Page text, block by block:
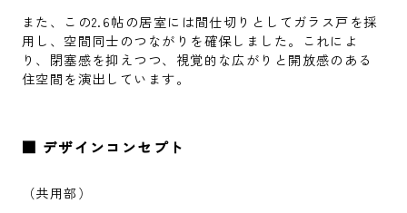
また、この2.6帖の居室には間仕切りとしてガラス戸を採
用し、空間同士のつながりを確保しました。これによ
り、閉塞感を抑えつつ、視覚的な広がりと開放感のある
住空間を演出しています。
■ デザインコンセプト
（共用部）